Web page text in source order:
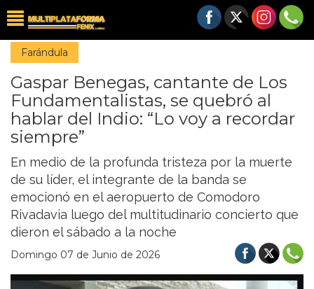
Farándula
Gaspar Benegas, cantante de Los
Fundamentalistas, se quebró al
hablar del Indio: “Lo voy a recordar
siempre”
En medio de la profunda tristeza por la muerte
de su líder, el integrante de la banda se
emocionó en el aeropuerto de Comodoro
Rivadavia luego del multitudinario concierto que
dieron el sábado a la noche
Domingo 07 de Junio de 2026